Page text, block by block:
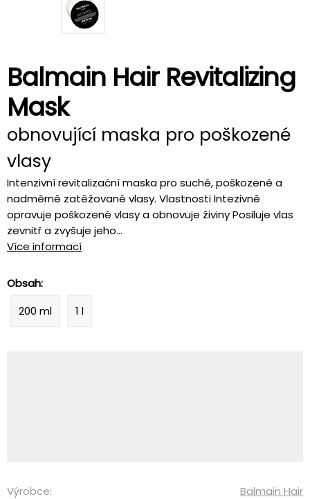
Balmain Hair Revitalizing
Mask
obnovující maska pro poškozené
vlasy
Intenzivní revitalizační maska pro suché, poškozené a
nadměrně zatěžované vlasy. Vlastnosti Intezivně
opravuje poškozené vlasy a obnovuje živiny Posiluje vlas
zevnitř a zvyšuje jeho...
Více informací
Obsah:
200 ml
1 l
Výrobce: Balmain Hair